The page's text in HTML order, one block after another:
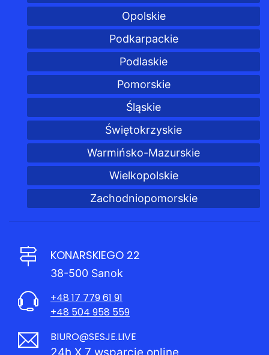
Opolskie
Podkarpackie
Podlaskie
Pomorskie
Śląskie
Świętokrzyskie
Warmińsko-Mazurskie
Wielkopolskie
Zachodniopomorskie
KONARSKIEGO 22
38-500 Sanok
+48 17 779 61 91
+48 504 958 559
BIURO@SESJE.LIVE